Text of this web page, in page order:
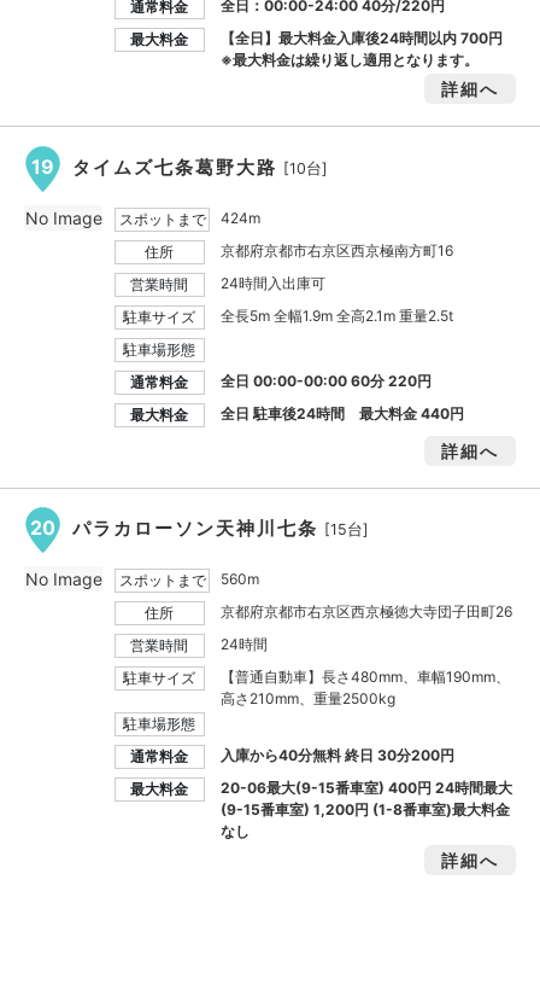
通常料金
全日：00:00-24:00 40分/220円
最大料金
【全日】最大料金入庫後24時間以内700円
※最大料金は繰り返し適用となります。
詳細へ
19 タイムズ七条葛野大路 [10台]
スポットまで
424m
住所
京都府京都市右京区西京極南方町16
営業時間
24時間入出庫可
駐車サイズ
全長5m 全幅1.9m 全高2.1m 重量2.5t
駐車場形態
通常料金
全日 00:00-00:00 60分 220円
最大料金
全日 駐車後24時間 最大料金440円
詳細へ
No Image
20 パラカローソン天神川七条 [15台]
スポットまで
560m
住所
京都府京都市右京区西京極徳大寺団子田町26
営業時間
24時間
駐車サイズ
【普通自動車】長さ480mm、車幅190mm、
高さ210mm、重量2500kg
駐車場形態
通常料金
入庫から40分無料 終日 30分200円
最大料金
20-06最大(9-15番車室)400円24時間最大
(9-15番車室)1,200円 (1-8番車室)最大料金
なし
詳細へ
No Image